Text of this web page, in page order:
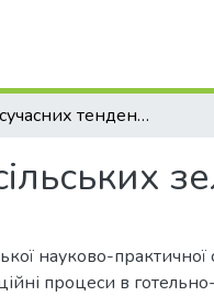
Аналіз сучасних тенденцій у сфері сільських зелених осель
науково-практичної
процеси в